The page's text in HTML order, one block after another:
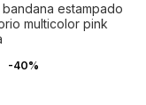
multicolor pink
-40%